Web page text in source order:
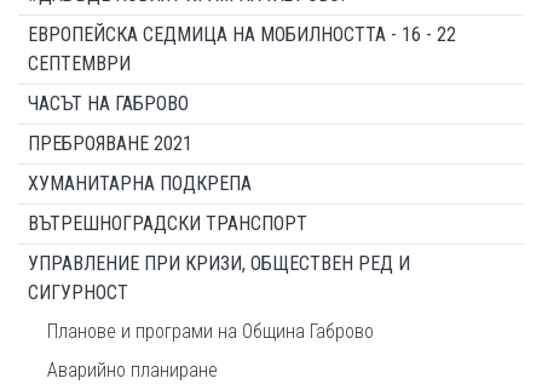
ЕВРОПЕЙСКА СЕДМИЦА НА МОБИЛНОСТТА - 16 - 22
СЕПТЕМВРИ
ЧАСЪТ НА ГАБРОВО
ПРЕБРОЯВАНЕ 2021
ХУМАНИТАРНА ПОДКРЕПА
ВЪТРЕШНОГРАДСКИ ТРАНСПОРТ
УПРАВЛЕНИЕ ПРИ КРИЗИ, ОБЩЕСТВЕН РЕД И
СИГУРНОСТ
Планове и програми на Община Габрово
Аварийно планиране